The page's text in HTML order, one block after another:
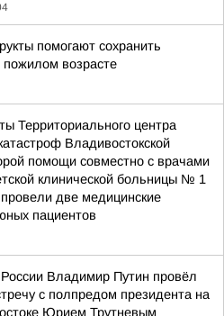
помогают сохранить
пожилом возрасте
Территориального центра
Владивостокской
помощи совместно с врачами
клинической больницы № 1
две медицинские
пациентов
Владимир Путин провёл
с полпредом президента на
Юрием Трутневым